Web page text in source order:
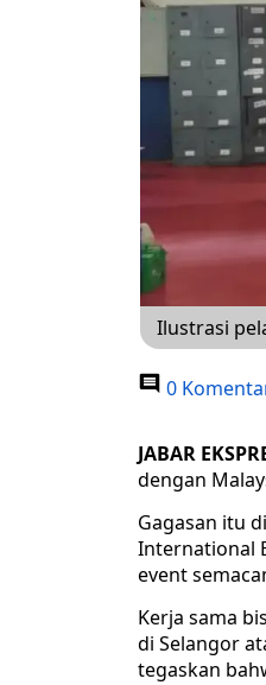
Ilustrasi
0
JABAR
dengan
Gagasan itu
International
event
Kerja sama
di Selangor
tegaskan